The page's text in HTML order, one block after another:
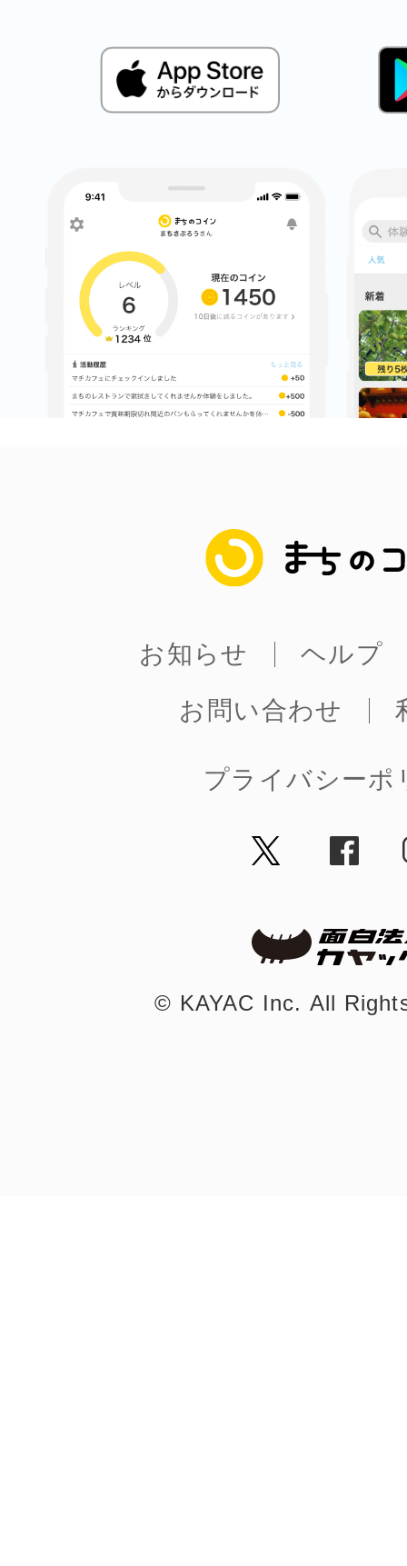
まちのコイン
お知らせ
ヘルプ
お問い合わせ
プライバシーポ
©︎ KAYAC Inc. All